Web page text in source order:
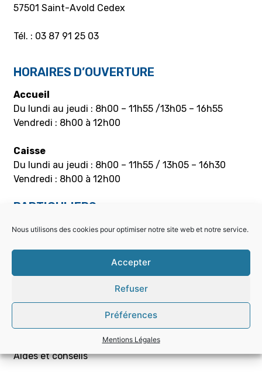
Nous utilisons des cookies pour optimiser notre site web et notre service.
Accepter
Refuser
Préférences
Mentions Légales
57501 Saint-Avold Cedex
Tél. : 03 87 91 25 03
HORAIRES D’OUVERTURE
Accueil
Du lundi au jeudi : 8h00 – 11h55 /13h05 – 16h55
Vendredi : 8h00 à 12h00
Caisse
Du lundi au jeudi : 8h00 – 11h55 / 13h05 – 16h30
Vendredi : 8h00 à 12h00
PARTICULIERS
Choisir la bonne offre
Mon contrat – Particuliers
Souscription / résiliation
Demande de raccordement aux réseaux Gaz/Elec
ou branchement provisoire
Aides et conseils